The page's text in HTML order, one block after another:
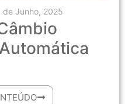
de Junho, 2025